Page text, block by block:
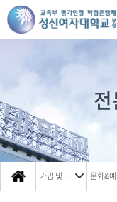
가입 및 신청 문화&